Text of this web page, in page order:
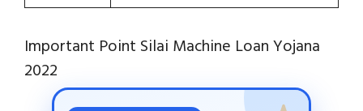
Important Point Silai Machine Loan Yojana
2022